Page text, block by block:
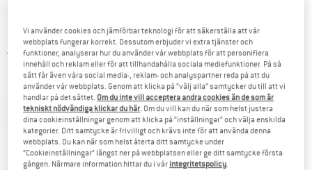
Merinohoodie
5,0(2)
Vi använder cookies och jämförbar teknologi för att säkerställa att vår
webbplats fungerar korrekt. Dessutom erbjuder vi extra tjänster och
funktioner, analyserar hur du använder vår webbplats för att personifiera
innehåll och reklam eller för att tillhandahålla sociala mediefunktioner. På så
sätt får även våra social media-, reklam- och analyspartner reda på att du
använder vår webbplats. Genom att klicka på ”välj alla” samtycker du till att vi
handlar på det sättet. Om du inte vill acceptera andra cookies än de som är
tekniskt nödvändiga klickar du här . Om du vill kan du när som helst justera
dina cookieinställningar genom att klicka på ”inställningar” och välja enskilda
kategorier. Ditt samtycke är frivilligt och krävs inte för att använda denna
webbplats. Du kan när som helst återta ditt samtycke under
”Cookieinställningar” längst ner på webbplatsen eller ge ditt samtycke första
gången. Närmare information hittar du i vår integritetspolicy